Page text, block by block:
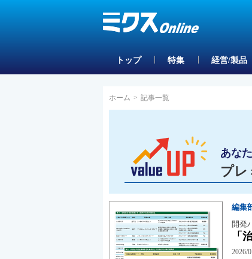
トップ 特集 経営/製品
ホーム > 記事一覧
あな
プレ
編集
開発
「
2026/